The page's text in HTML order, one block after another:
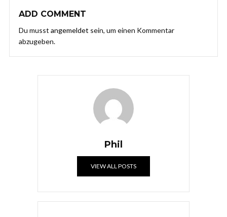
ADD COMMENT
Du musst angemeldet sein, um einen Kommentar
abzugeben.
Phil
VIEW ALL POSTS